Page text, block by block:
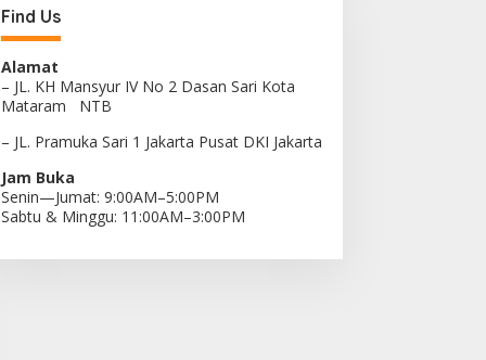
Find Us
Alamat
– JL. KH Mansyur IV No 2 Dasan Sari Kota
Mataram NTB
– JL. Pramuka Sari 1 Jakarta Pusat DKI Jakarta
Jam Buka
Senin—Jumat: 9:00AM–5:00PM
Sabtu & Minggu: 11:00AM–3:00PM